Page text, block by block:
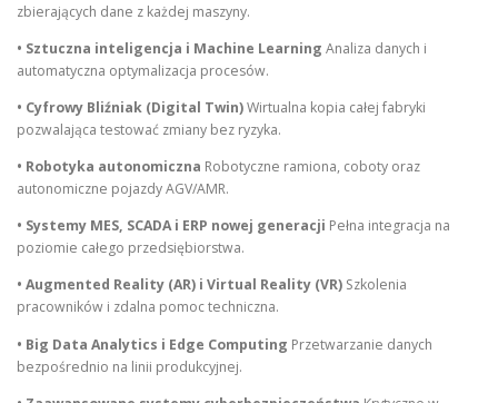
zbierających dane z każdej maszyny.
• Sztuczna inteligencja i Machine Learning Analiza danych i
automatyczna optymalizacja procesów.
• Cyfrowy Bliźniak (Digital Twin)Wirtualna kopia całej fabryki
pozwalająca testować zmiany bez ryzyka.
• Robotyka autonomiczna Robotyczne ramiona, coboty oraz
autonomiczne pojazdy AGV/AMR.
• Systemy MES, SCADA i ERP nowej generacji Pełna integracja na
poziomie całego przedsiębiorstwa.
• Augmented Reality (AR) i Virtual Reality (VR) Szkolenia
pracowników i zdalna pomoc techniczna.
• Big Data Analytics i Edge Computing Przetwarzanie danych
bezpośrednio na linii produkcyjnej.